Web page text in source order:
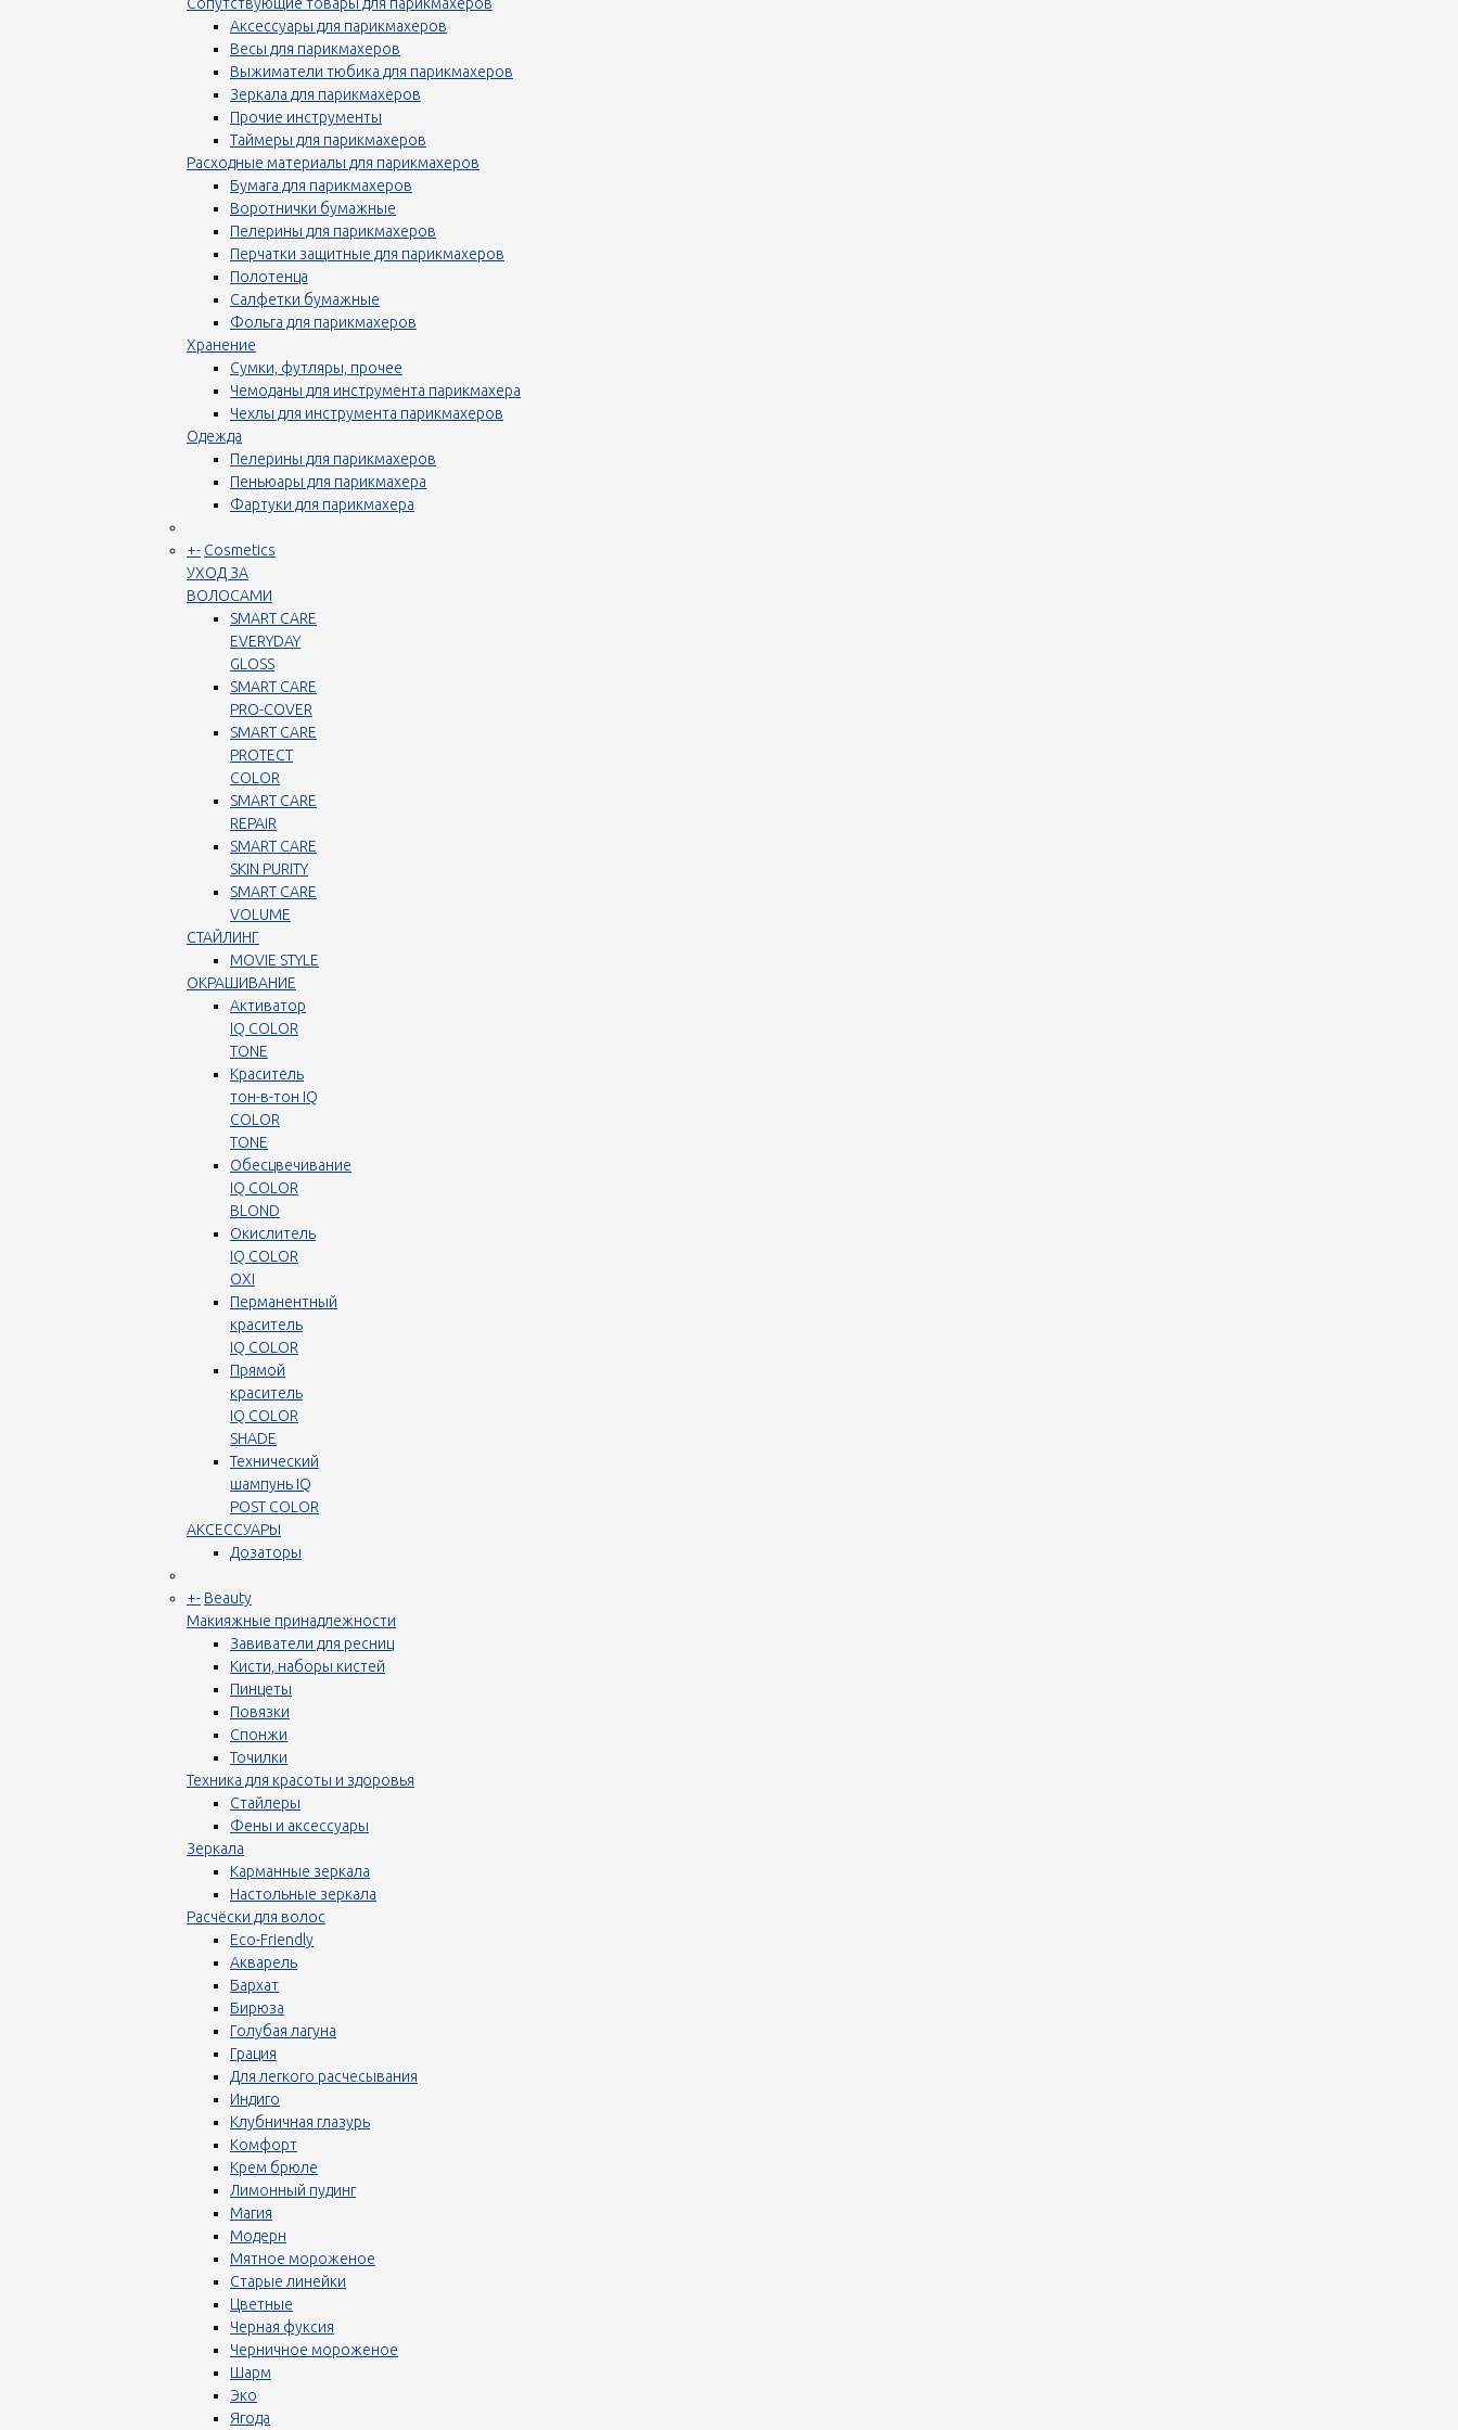
Аксессуары для парикмахеров
Весы для парикмахеров
Выжиматели тюбика для парикмахеров
Зеркала для парикмахеров
Прочие инструменты
Таймеры для парикмахеров
Расходные материалы для парикмахеров
Бумага для парикмахеров
Воротнички бумажные
Пелерины для парикмахеров
Перчатки защитные для парикмахеров
Полотенца
Салфетки бумажные
Фольга для парикмахеров
Хранение
Сумки, футляры, прочее
Чемоданы для инструмента парикмахера
Чехлы для инструмента парикмахеров
Одежда
Пелерины для парикмахеров
Пеньюары для парикмахера
Фартуки для парикмахера
+- Cosmetics
УХОД ЗА
ВОЛОСАМИ
SMART CARE
EVERYDAY
GLOSS
SMART CARE
PRO-COVER
SMART CARE
PROTECT
COLOR
SMART CARE
REPAIR
SMART CARE
SKIN PURITY
SMART CARE
VOLUME
СТАЙЛИНГ
MOVIE STYLE
ОКРАШИВАНИЕ
Активатор
IQ COLOR
TONE
Краситель
тон-в-тон IQ
COLOR
TONE
Обесцвечивание
IQ COLOR
BLOND
Окислитель
IQ COLOR
OXI
Перманентный
краситель
IQ COLOR
Прямой
краситель
IQ COLOR
SHADE
Технический
шампунь IQ
POST COLOR
АКСЕССУАРЫ
Дозаторы
+- Beauty
Макияжные принадлежности
Завиватели для ресниц
Кисти, наборы кистей
Пинцеты
Повязки
Спонжи
Точилки
Техника для красоты и здоровья
Стайлеры
Фены и аксессуары
Зеркала
Карманные зеркала
Настольные зеркала
Расчёски для волос
Eco-Friendly
Акварель
Бархат
Бирюза
Голубая лагуна
Грация
Для легкого расчесывания
Индиго
Клубничная глазурь
Комфорт
Крем брюле
Лимонный пудинг
Магия
Модерн
Мятное мороженое
Старые линейки
Цветные
Черная фуксия
Черничное мороженое
Шарм
Эко
Ягода